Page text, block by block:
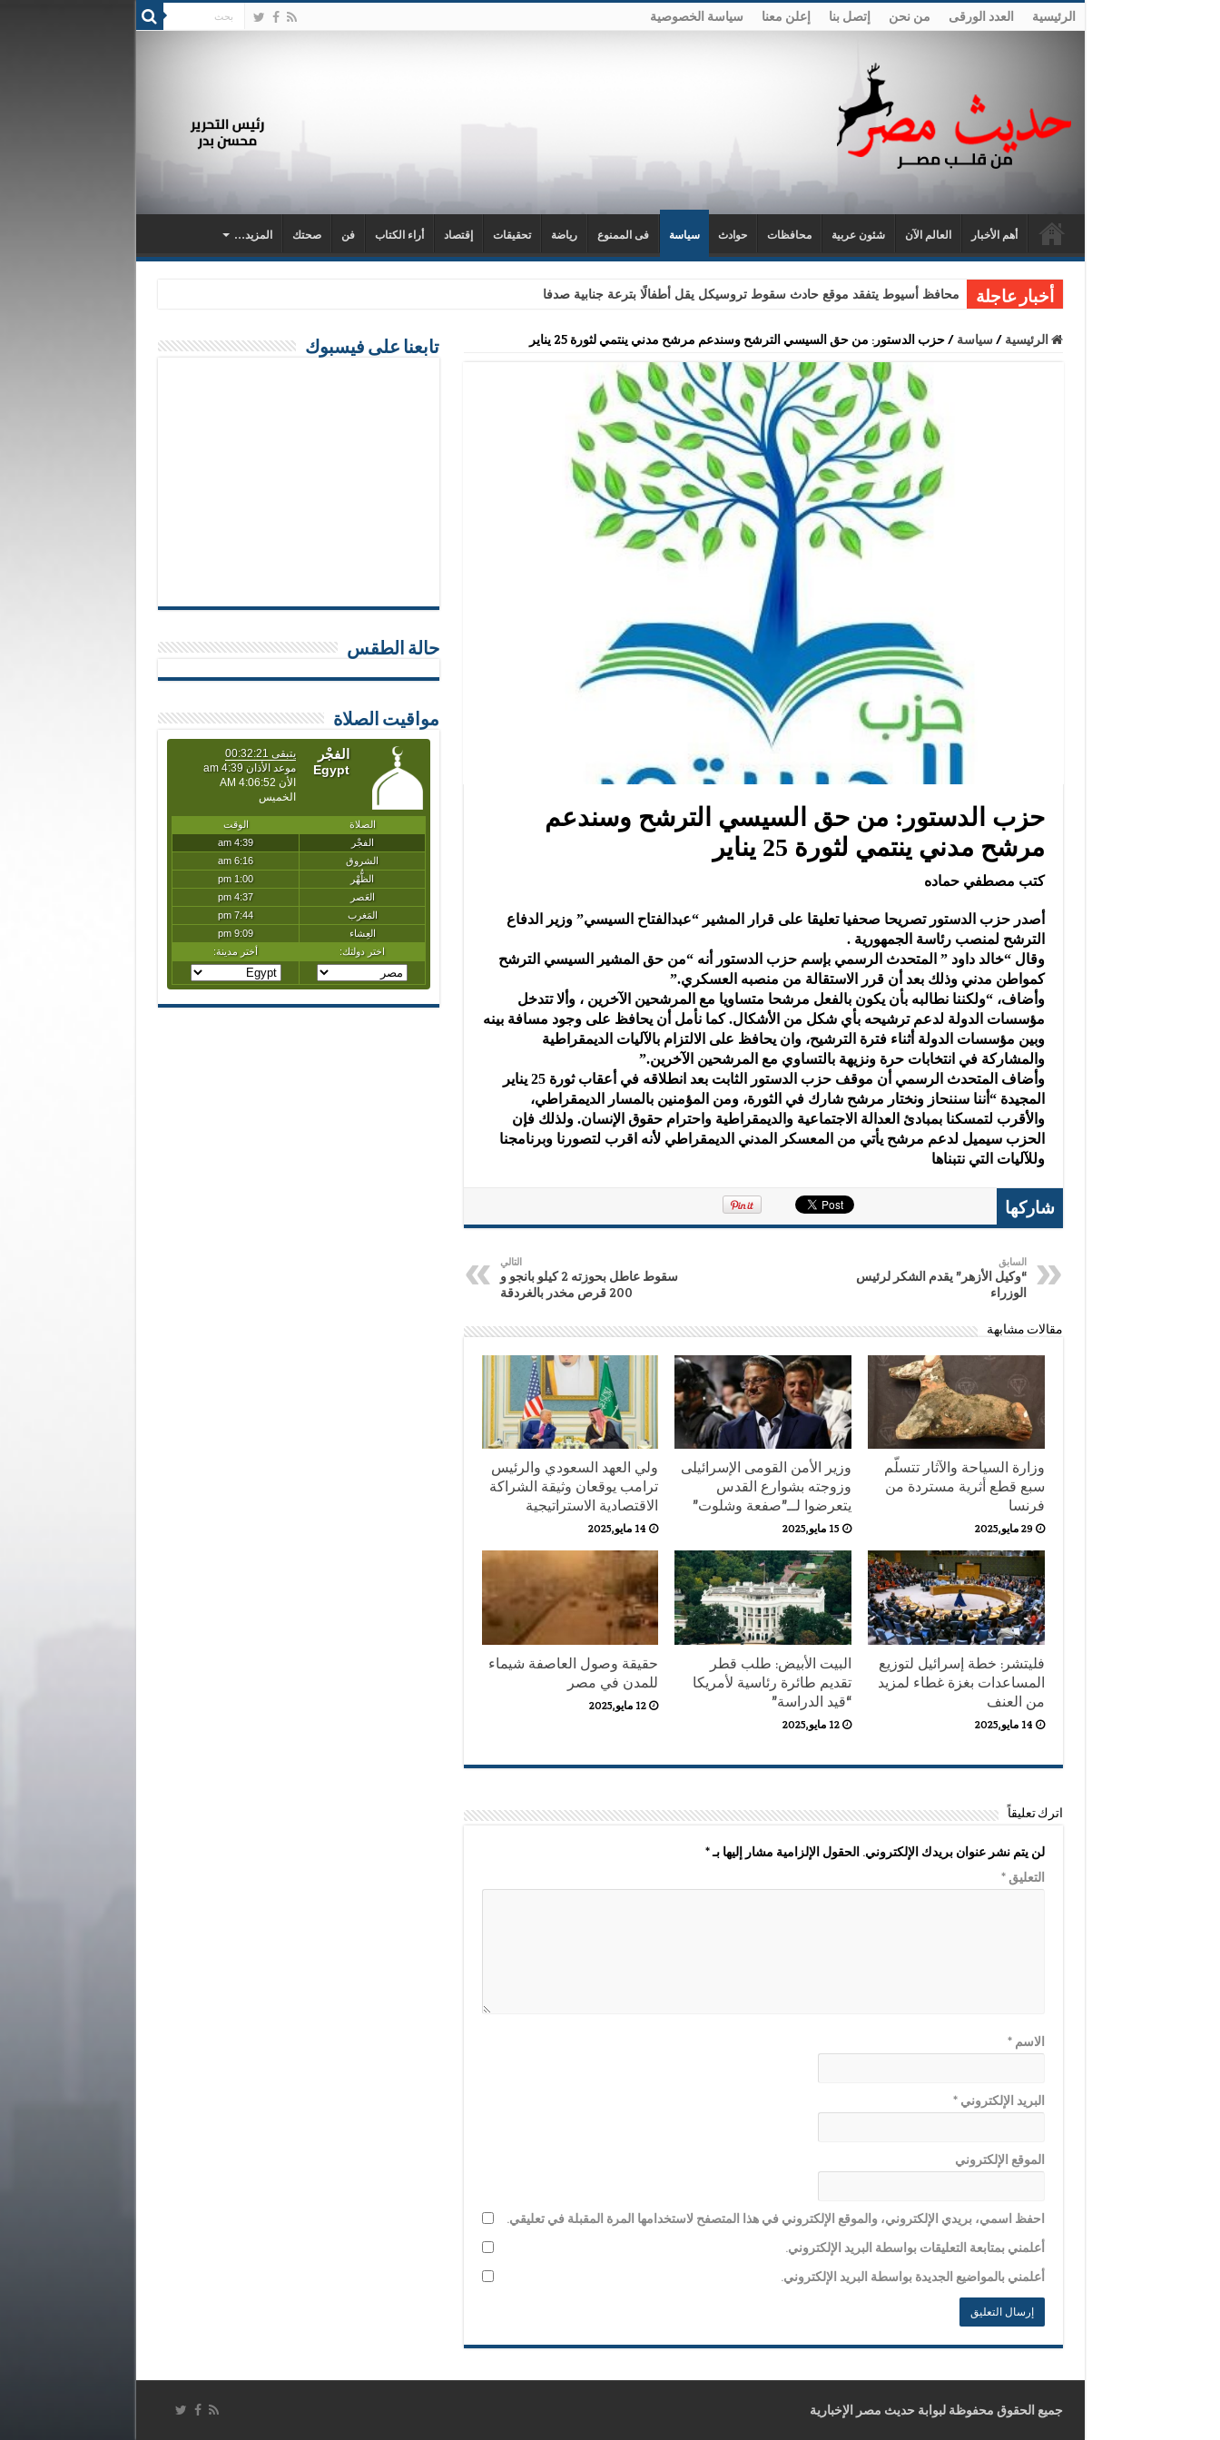
الرئيسية العدد الورقى من نحن إتصل بنا إعلن معنا سياسة الخصوصية
أهم الأخبار العالم الآن شئون عربية محافظات حوادث سياسة فى الممنوع رياضة تحقيقات إقتصاد أراء الكتاب فن صحتك المزيد…
أخبار عاجلة محافظ أسيوط يتفقد موقع حادث سقوط تروسيكل يقل أطفالًا بترعة جنابية صدفا
الرئيسية /سياسة /حزب الدستور: من حق السيسي الترشح وسندعم مرشح مدني ينتمي لثورة 25 يناير
حزب الدستور: من حق السيسي الترشح وسندعم
مرشح مدني ينتمي لثورة 25 يناير
كتب مصطفي حماده
أصدر حزب الدستور تصريحا صحفيا تعليقا على قرار المشير “عبدالفتاح السيسي” وزير الدفاع
الترشح لمنصب رئاسة الجمهورية .
وقال “خالد داود ” المتحدث الرسمي بإسم حزب الدستور أنه “من حق المشير السيسي الترشح
كمواطن مدني وذلك بعد أن قرر الاستقالة من منصبه العسكري.”
وأضاف، “ولكننا نطالبه بأن يكون بالفعل مرشحا متساويا مع المرشحين الآخرين ، وألا تتدخل
مؤسسات الدولة لدعم ترشيحه بأي شكل من الأشكال. كما نأمل أن يحافظ على وجود مسافة بينه
وبين مؤسسات الدولة أثناء فترة الترشيح، وان يحافظ على الالتزام بالآليات الديمقراطية
والمشاركة في انتخابات حرة ونزيهة بالتساوي مع المرشحين الآخرين.”
وأضاف المتحدث الرسمي أن موقف حزب الدستور الثابت بعد انطلاقه في أعقاب ثورة 25 يناير
المجيدة “أننا سننحاز ونختار مرشح شارك في الثورة، ومن المؤمنين بالمسار الديمقراطي،
والأقرب لتمسكنا بمبادئ العدالة الاجتماعية والديمقراطية واحترام حقوق الإنسان. ولذلك فإن
الحزب سيميل لدعم مرشح يأتي من المعسكر المدني الديمقراطي لأنه اقرب لتصورنا وبرنامجنا
وللآليات التي نتبناها
شاركها
السابق
“وكيل الأزهر” يقدم الشكر لرئيس
الوزراء
التالي
سقوط عاطل بحوزته 2 كيلو بانجو و
200 قرص مخدر بالغردقة
مقالات مشابهة
وزارة السياحة والآثار تتسلّم
سبع قطع أثرية مستردة من
فرنسا
29 مايو,2025
وزير الأمن القومى الإسرائيلى
وزوجته بشوارع القدس
يتعرضوا لــ”صفعة وشلوت”
15 مايو,2025
ولي العهد السعودي والرئيس
ترامب يوقعان وثيقة الشراكة
الاقتصادية الاستراتيجية
14 مايو,2025
فليتشر: خطة إسرائيل لتوزيع
المساعدات بغزة غطاء لمزيد
من العنف
14 مايو,2025
البيت الأبيض: طلب قطر
تقديم طائرة رئاسية لأمريكا
“قيد الدراسة”
12 مايو,2025
حقيقة وصول العاصفة شيماء
للمدن في مصر
12 مايو,2025
اترك تعليقاً
لن يتم نشر عنوان بريدك الإلكتروني. الحقول الإلزامية مشار إليها بـ*
التعليق*
الاسم*
البريد الإلكتروني*
الموقع الإلكتروني
احفظ اسمي، بريدي الإلكتروني، والموقع الإلكتروني في هذا المتصفح لاستخدامها المرة المقبلة في تعليقي.
أعلمني بمتابعة التعليقات بواسطة البريد الإلكتروني.
أعلمني بالمواضيع الجديدة بواسطة البريد الإلكتروني.
تابعنا على فيسبوك
حالة الطقس
مواقيت الصلاة
جميع الحقوق محفوظة لبوابة حديث مصر الإخبارية